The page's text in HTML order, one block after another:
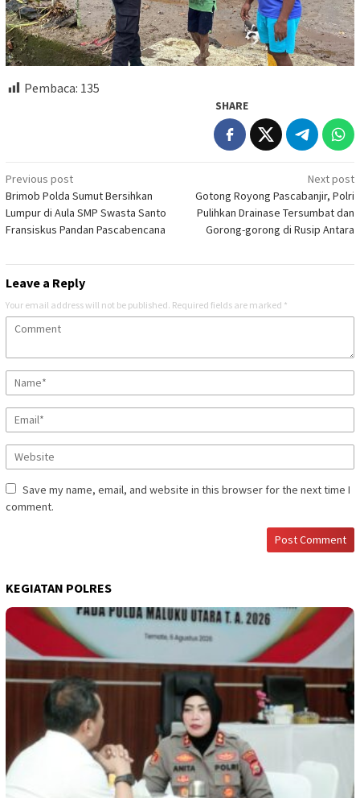
Pembaca: 135
SHARE
Post
navigation
Previous post
Brimob Polda Sumut Bersihkan
Lumpur di Aula SMP Swasta Santo
Fransiskus Pandan Pascabencana
Next post
Gotong Royong Pascabanjir, Polri
Pulihkan Drainase Tersumbat dan
Gorong-gorong di Rusip Antara
Leave a Reply
Your email address will not be published. Required fields are marked *
Save my name, email, and website in this browser for the next time I
comment.
KEGIATAN POLRES